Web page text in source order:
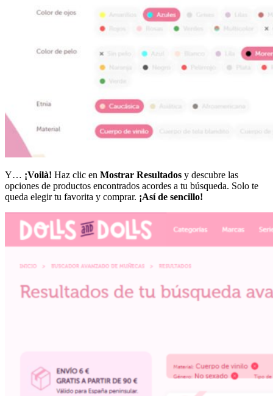
Y… ¡Voilà! Haz clic en Mostrar Resultados y descubre las
opciones de productos encontrados acordes a tu búsqueda. Solo te
queda elegir tu favorita y comprar. ¡Así de sencillo!